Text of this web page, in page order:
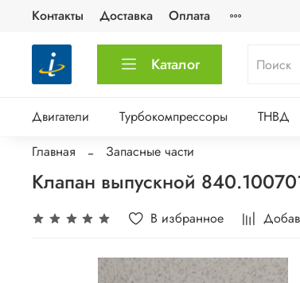
Контакты Доставка Оплата
Каталог
Двигатели Турбокомпрессоры ТНВД
Главная
Запасные части
Клапан выпускной
В избранное